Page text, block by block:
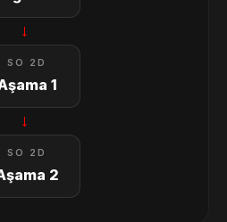
→
SO 2D
1
→
SO 2D
2